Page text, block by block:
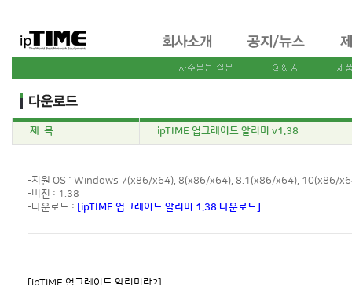
제 목 ipTIME 업그레이드 알리미 v1.38
-지원 OS : Windows 7(x86/x64), 8(x86/x64), 8.1(x86/x64), 10(x86/
-버전 : 1.38
-다운로드 :
[ipTIME 업그레이드 알리미 1.38 다운로드]
[ipTIME 업그레이드 알리미란?]